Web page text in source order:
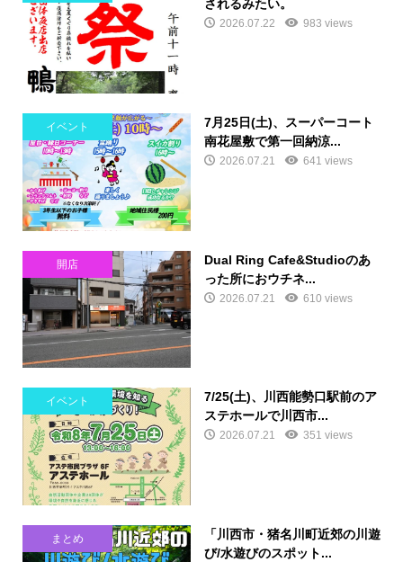
されるみたい。
2026.07.22 983 views
イベント
7月25日(土)、スーパーコート
南花屋敷で第一回納涼...
2026.07.21 641 views
開店
Dual Ring Cafe&Studioのあ
った所におウチネ...
2026.07.21 610 views
イベント
7/25(土)、川西能勢口駅前のア
ステホールで川西市...
2026.07.21 351 views
まとめ
「川西市・猪名川町近郊の川遊
び/水遊びのスポット...